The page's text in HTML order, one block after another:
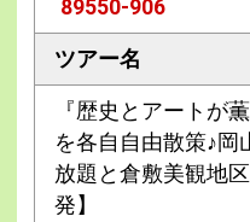
89550-906
ツアー名
『歴史とアートが
を各自自由散策♪岡
放題と倉敷美観地
発】